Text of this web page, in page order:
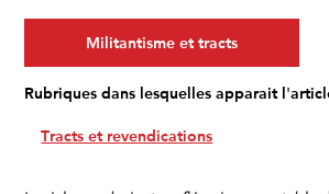
Militantisme et tracts
Rubriques dans lesquelles apparait
Tracts et revendications